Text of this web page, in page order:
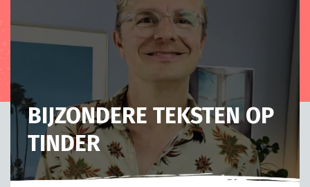
BIJZONDERE TEKSTEN OP
TINDER